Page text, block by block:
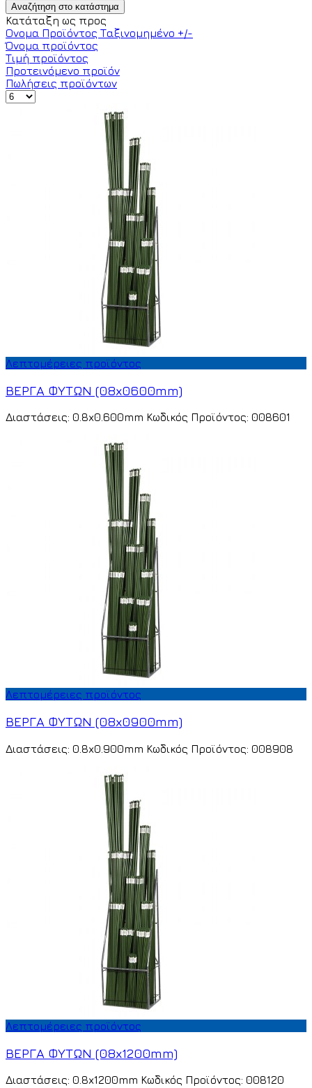
Κατάταξη ως προς
Ονομα Προϊόντος Ταξινομημένο +/-
Όνομα προϊόντος
Τιμή προϊόντος
Προτεινόμενο προϊόν
Πωλήσεις προϊόντων
Λεπτομέρειες προϊόντος
ΒΕΡΓΑ ΦΥΤΩΝ (08x0600mm)
Διαστάσεις: 0.8x0.600mm Κωδικός Προϊόντος: 008601
Λεπτομέρειες προϊόντος
ΒΕΡΓΑ ΦΥΤΩΝ (08x0900mm)
Διαστάσεις: 0.8x0.900mm Κωδικός Προϊόντος: 008908
Λεπτομέρειες προϊόντος
ΒΕΡΓΑ ΦΥΤΩΝ (08x1200mm)
Διαστάσεις: 0.8x1200mm Κωδικός Προϊόντος: 008120